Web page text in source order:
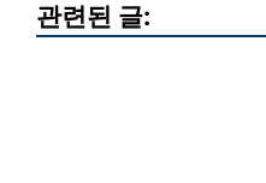
관련된 글: